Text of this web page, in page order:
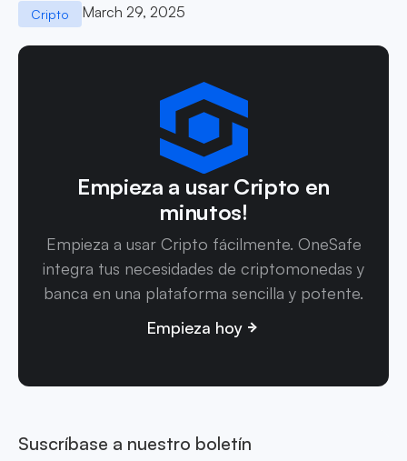
Cripto March 29, 2025
Empieza a usar Cripto en
minutos!
Empieza a usar Cripto fácilmente. OneSafe
integra tus necesidades de criptomonedas y
banca en una plataforma sencilla y potente.
Empieza hoy
Suscríbase a nuestro boletín